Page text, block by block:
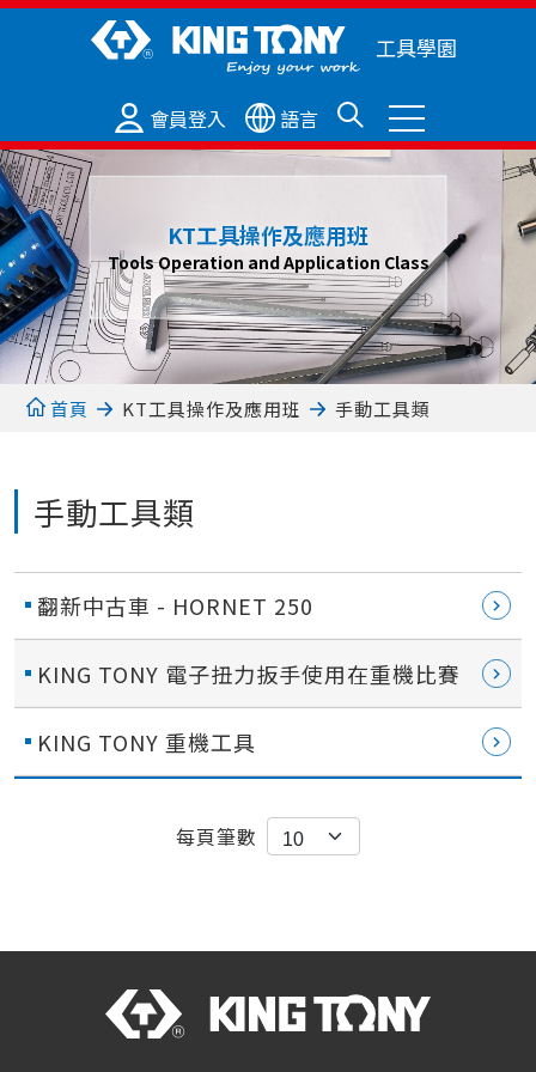
工具學園
會員登入 語言
KT工具操作及應用班
Tools Operation and Application Class
首頁 KT工具操作及應用班 手動工具類
手動工具類
翻新中古車 - HORNET 250
KING TONY 電子扭力扳手使用在重機比賽
KING TONY 重機工具
每頁筆數